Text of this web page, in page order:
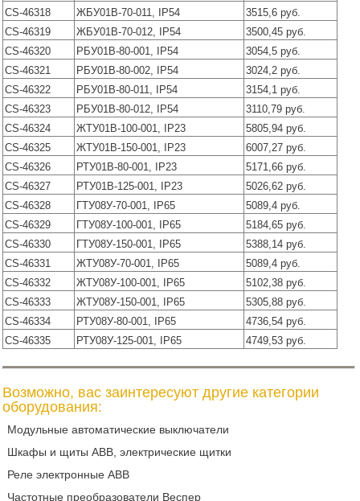
CS-46318
ЖБУ01В-70-011, IP54
3515,6 руб.
CS-46319
ЖБУ01В-70-012, IP54
3500,45 руб.
CS-46320
РБУ01В-80-001, IP54
3054,5 руб.
CS-46321
РБУ01В-80-002, IP54
3024,2 руб.
CS-46322
РБУ01В-80-011, IP54
3154,1 руб.
CS-46323
РБУ01В-80-012, IP54
3110,79 руб.
CS-46324
ЖТУ01В-100-001, IP23
5805,94 руб.
CS-46325
ЖТУ01В-150-001, IP23
6007,27 руб.
CS-46326
РТУ01В-80-001, IP23
5171,66 руб.
CS-46327
РТУ01В-125-001, IP23
5026,62 руб.
CS-46328
ГТУ08У-70-001, IP65
5089,4 руб.
CS-46329
ГТУ08У-100-001, IP65
5184,65 руб.
CS-46330
ГТУ08У-150-001, IP65
5388,14 руб.
CS-46331
ЖТУ08У-70-001, IP65
5089,4 руб.
CS-46332
ЖТУ08У-100-001, IP65
5102,38 руб.
CS-46333
ЖТУ08У-150-001, IP65
5305,88 руб.
CS-46334
РТУ08У-80-001, IP65
4736,54 руб.
CS-46335
РТУ08У-125-001, IP65 4749,53 руб.
Возможно, вас заинтересуют другие категории
оборудования:
Модульные автоматические выключатели
Шкафы и щиты ABB, электрические щитки
Реле электронные ABB
Частотные преобразователи Веспер